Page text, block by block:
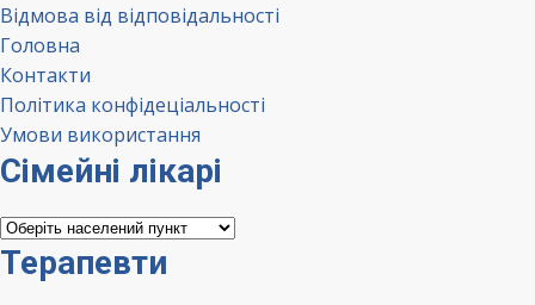
Відмова від відповідальності
Головна
Контакти
Політика конфідеціальності
Умови використання
Сімейні лікарі
Сімейні
лікарі
Терапевти